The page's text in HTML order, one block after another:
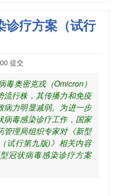
诊疗方案（试行
提交
奥密克戎（Omicron）
流行株，其传播力和免疫
病力明显减弱。为进一步
毒感染诊疗工作，国家
理局组织专家对《新型
试行第九版)》相关内容
冠状病毒感染诊疗方案